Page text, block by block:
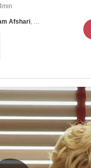
Afshari, Ebrahim Azizi